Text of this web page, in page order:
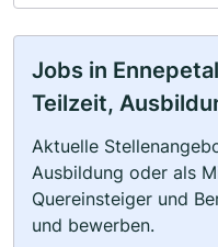
Jobs in
Teilzeit,
Aktuelle
Ausbildung oder als
Quereinsteiger und
und bewerben.